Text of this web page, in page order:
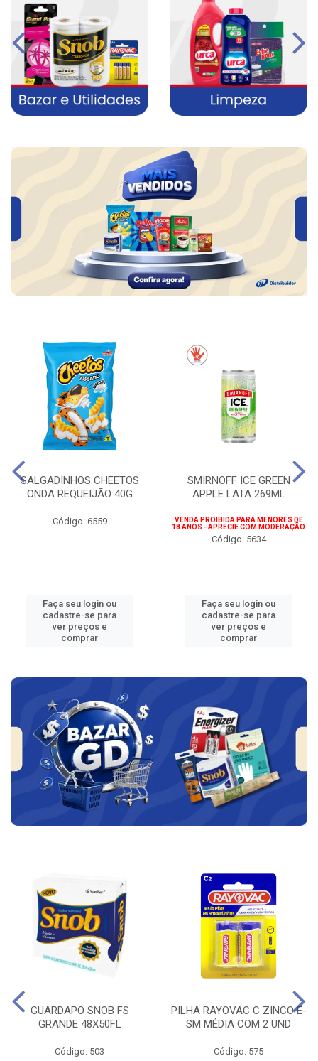
SALGADINHOS CHEETOS
ONDA REQUEIJÃO 40G
Código: 6559
Faça seu login ou
cadastre-se para
ver preços e
comprar
SMIRNOFF ICE GREEN
APPLE LATA 269ML
VENDA PROIBIDA PARA MENORES DE
18 ANOS - APRECIE COM MODERAÇÃO
Código: 5634
Faça seu login ou
cadastre-se para
ver preços e
comprar
GUARDAPO SNOB FS
GRANDE 48X50FL
Código: 503
PILHA RAYOVAC C ZINCO E-
SM MÉDIA COM 2 UND
Código: 575